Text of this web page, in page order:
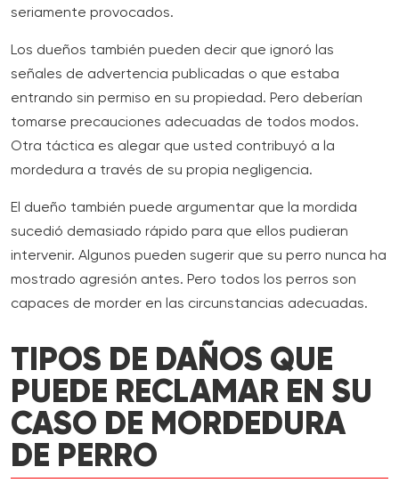
seriamente provocados.
Los dueños también pueden decir que ignoró las
señales de advertencia publicadas o que estaba
entrando sin permiso en su propiedad. Pero deberían
tomarse precauciones adecuadas de todos modos.
Otra táctica es alegar que usted contribuyó a la
mordedura a través de su propia negligencia.
El dueño también puede argumentar que la mordida
sucedió demasiado rápido para que ellos pudieran
intervenir. Algunos pueden sugerir que su perro nunca ha
mostrado agresión antes. Pero todos los perros son
capaces de morder en las circunstancias adecuadas.
TIPOS DE DAÑOS QUE
PUEDE RECLAMAR EN SU
CASO DE MORDEDURA
DE PERRO